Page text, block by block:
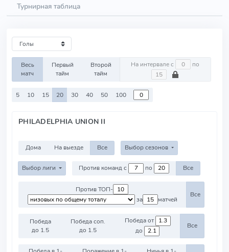
Турнирная таблица
Весь
матч
Первый
тайм
Второй
тайм
На интервале с по
5 10 15 20 30 40 50 100
PHILADELPHIA UNION II
Дома На выезде Все Выбор сезонов
Выбор лиги Против команд с по Все
Против ТОП-
за
матчей
Все
Победа
до 1.5
Победа соп.
до 1.5
Победа от
до
Все